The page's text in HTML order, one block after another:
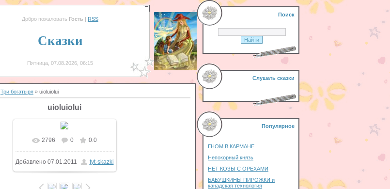
Добро пожаловать Гость | RSS
Сказки
Пятница, 07.08.2026, 06:15
Три богатыря » uioluiolui
uioluiolui
2796 0 0.0
Добавлено 07.01.2011 tyt-skazki
Поиск
Слушать сказки
Популярное
ГНОМ В КАРМАНЕ
Непокорный князь
НЕТ КОЗЫ С ОРЕХАМИ
БАБУШКИНЫ ПИРОЖКИ и
канадская технология